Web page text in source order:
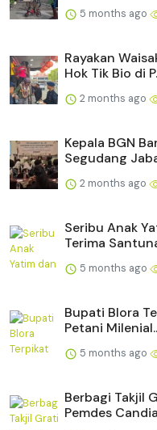
5 months ago
Rayakan
Hok Tik Bio di
2 months ago
Kepala BGN
Segudang
2 months ago
Seribu Anak
Terima
5 months ago
Bupati Blora
Petani
5 months ago
Berbagi Takjil
Pemdes